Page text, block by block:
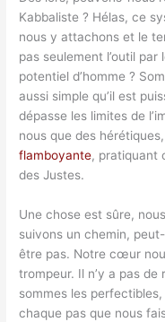
Kabbaliste ? Hélas, ce
nous y attachons et le
pas seulement l’outil
potentiel d’homme ?
aussi simple qu’il est
dépasse les limites de
nous que des
flamboyante, pratiquant
des Justes.
Une chose est sûre,
suivons un chemin,
être pas. Notre cœur
trompeur. Il n’y a pas
sommes les
chaque pas que nous